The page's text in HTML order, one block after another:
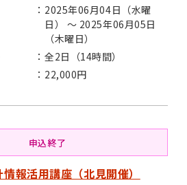
2025年06月04日（水曜
日） ～ 2025年06月05日
（木曜日）
全2日（14時間）
22,000円
申込終了
情報活用講座（北見開催）